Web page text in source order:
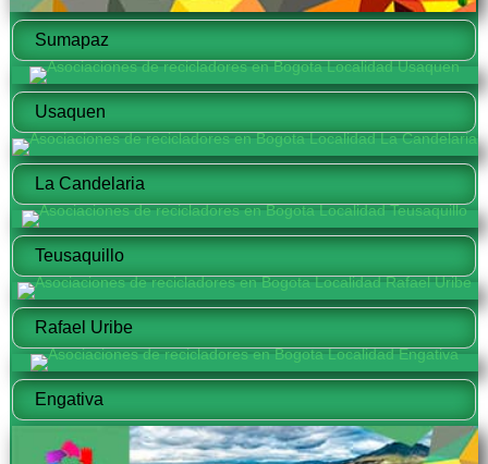
Sumapaz
Usaquen
La Candelaria
Teusaquillo
Rafael Uribe
Engativa